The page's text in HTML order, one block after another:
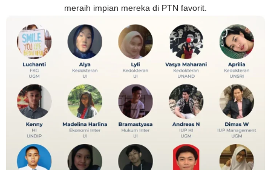
meraih impian mereka di PTN favorit.